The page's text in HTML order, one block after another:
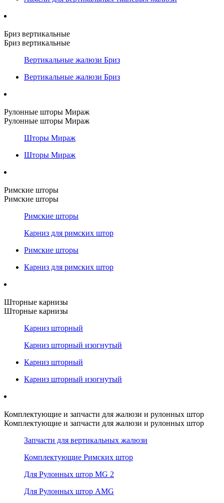
Бриз вертикальные
Бриз вертикальные
Вертикальные жалюзи Бриз
Вертикальные жалюзи Бриз
Рулонные шторы Мираж
Рулонные шторы Мираж
Шторы Мираж
Шторы Мираж
Римские шторы
Римские шторы
Римские шторы
Карниз для римских штор
Римские шторы
Карниз для римских штор
Шторные карнизы
Шторные карнизы
Карниз шторный
Карниз шторный изогнутый
Карниз шторный
Карниз шторный изогнутый
Комплектующие и запчасти для жалюзи и рулонных штор
Комплектующие и запчасти для жалюзи и рулонных штор
Запчасти для вертикальных жалюзи
Комплектующие Римских штор
Для Рулонных штор MG 2
Для Рулонных штор AMG